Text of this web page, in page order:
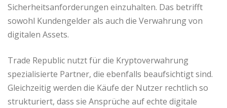
Sicherheitsanforderungen einzuhalten. Das betrifft
sowohl Kundengelder als auch die Verwahrung von
digitalen Assets.
Trade Republic nutzt für die Kryptoverwahrung
spezialisierte Partner, die ebenfalls beaufsichtigt sind.
Gleichzeitig werden die Käufe der Nutzer rechtlich so
strukturiert, dass sie Ansprüche auf echte digitale